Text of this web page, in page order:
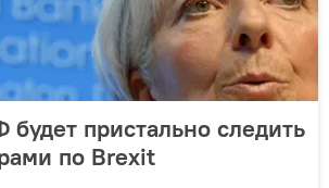
пристально следить
по Brexit